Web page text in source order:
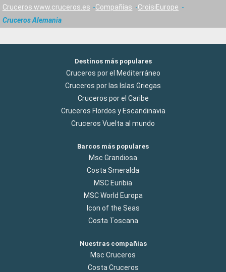
Cruceros www.cruceros.es Compañías
CroisiEurope
Cruceros Alemania
Destinos más populares
Cruceros por el Mediterráneo
Cruceros por las Islas Griegas
Cruceros por el Caribe
Cruceros Flordos y Escandinavia
Cruceros Vuelta al mundo
Barcos más populares
Msc Grandiosa
Costa Smeralda
MSC Euribia
MSC World Europa
Icon of the Seas
Costa Toscana
Nuestras compañías
Msc Cruceros
Costa Cruceros